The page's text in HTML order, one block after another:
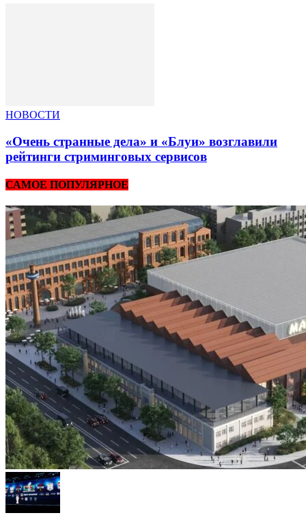
НОВОСТИ
«Очень странные дела» и «Блуи» возглавили
рейтинги стриминговых сервисов
САМОЕ ПОПУЛЯРНОЕ